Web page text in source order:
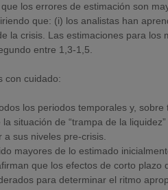
los errores de estimación son
que: (i) los analistas han
la crisis. Las estimaciones para los
entre 1,3-1,5.
con cuidado:
los periodos temporales y,
situación de “trampa de la
sus niveles pre-crisis.
mayores de lo estimado
que los efectos de corto plazo
para determinar el ritmo